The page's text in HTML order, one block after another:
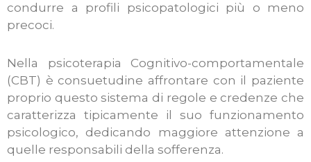
condurre a profili psicopatologici più o meno
precoci.
Nella psicoterapia Cognitivo-comportamentale
(CBT) è consuetudine affrontare con il paziente
proprio questo sistema di regole e credenze che
caratterizza tipicamente il suo funzionamento
psicologico, dedicando maggiore attenzione a
quelle responsabili della sofferenza.